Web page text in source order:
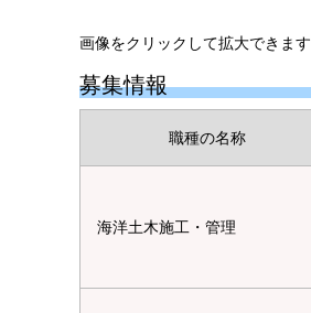
画像をクリックして拡大できます
募集情報
職種の名称
海洋土木施工・管理